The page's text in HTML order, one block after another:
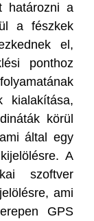
határozni a
a fészkek
el,
ponthoz
kialakítása,
körül
által egy
A
szoftver
ami
GPS